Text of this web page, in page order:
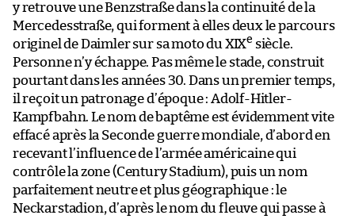
y retrouve une Benzstraße dans la continuité de la
Mercedesstraße, qui forment à elles deux le parcours
originel de Daimler sur sa moto du XIXe siècle.
Personne n’y échappe. Pas même le stade, construit
pourtant dans les années 30. Dans un premier temps,
il reçoit un patronage d’époque : Adolf-Hitler-
Kampfbahn. Le nom de baptême est évidemment vite
effacé après la Seconde guerre mondiale, d’abord en
recevant l’influence de l’armée américaine qui
contrôle la zone (Century Stadium), puis un nom
parfaitement neutre et plus géographique : le
Neckarstadion, d’après le nom du fleuve qui passe à